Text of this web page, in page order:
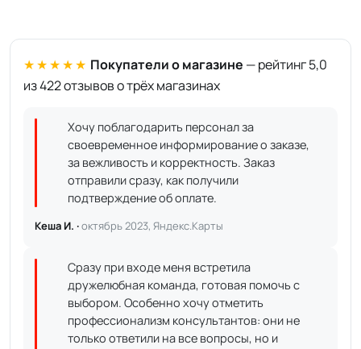
★★★★★ Покупатели о магазине — рейтинг 5,0
из 422 отзывов о трёх магазинах
Хочу поблагодарить персонал за
своевременное информирование о заказе,
за вежливость и корректность. Заказ
отправили сразу, как получили
подтверждение об оплате.
Кеша И. ·октябрь 2023, Яндекс.Карты
Сразу при входе меня встретила
дружелюбная команда, готовая помочь с
выбором. Особенно хочу отметить
профессионализм консультантов: они не
только ответили на все вопросы, но и